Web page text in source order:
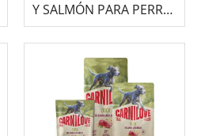
Y SALMÓN PARA PERRO
100G CARNILOVE